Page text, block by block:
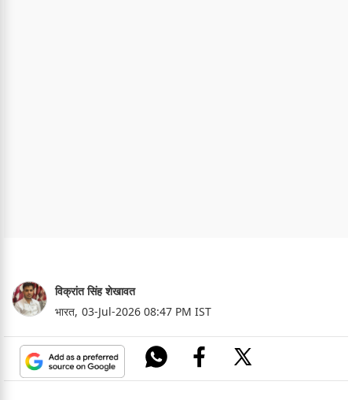
विक्रांत सिंह शेखावत
भारत, 03-Jul-2026 08:47 PM IST